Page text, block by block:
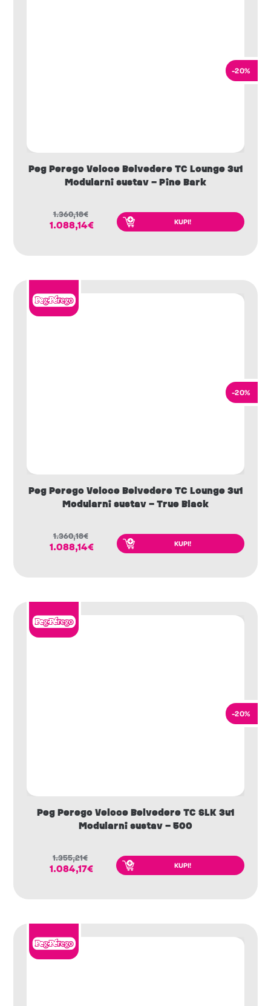
-20%
Peg Perego Veloce Belvedere TC Lounge 3u1
Modularni sustav – Pine Bark
1.360,18€
1.088,14€ KUPI!
-20%
Peg Perego Veloce Belvedere TC Lounge 3u1
Modularni sustav – True Black
1.360,18€
1.088,14€ KUPI!
-20%
Peg Perego Veloce Belvedere TC SLK 3u1
Modularni sustav – 500
1.355,21€
1.084,17€ KUPI!